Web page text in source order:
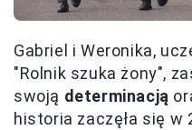
Gabriel i Weronika,
"Rolnik szuka żony",
swoją determinacją
historia zaczęła się w